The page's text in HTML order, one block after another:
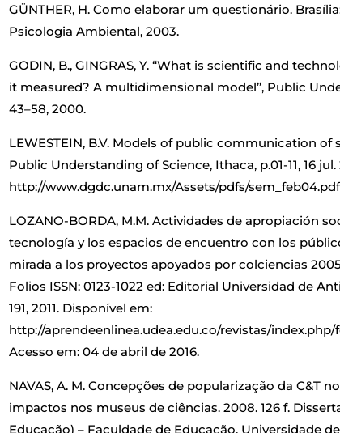
GÜNTHER, H. Como elaborar um questionário.
Psicologia Ambiental, 2003.
GODIN, B., GINGRAS, Y. “What is scientific and
it measured? A multidimensional model”, Public
43–58, 2000.
LEWESTEIN, B.V. Models of public communication
Public Understanding of Science, Ithaca, p.01-11, 16
http://www.dgdc.unam.mx/Assets/pdfs/sem_feb04.pdf
LOZANO-BORDA, M.M. Actividades de apropiación
tecnología y los espacios de encuentro con los
mirada a los proyectos apoyados por colciencias
Folios ISSN: 0123-1022 ed: Editorial Universidad de
191, 2011. Disponível em:
http://aprendeenlinea.udea.edu.co/revistas/
Acesso em: 04 de abril de 2016.
NAVAS, A. M. Concepções de popularização da C&T
impactos nos museus de ciências. 2008. 126 f.
Educação) – Faculdade de Educação, Universidade